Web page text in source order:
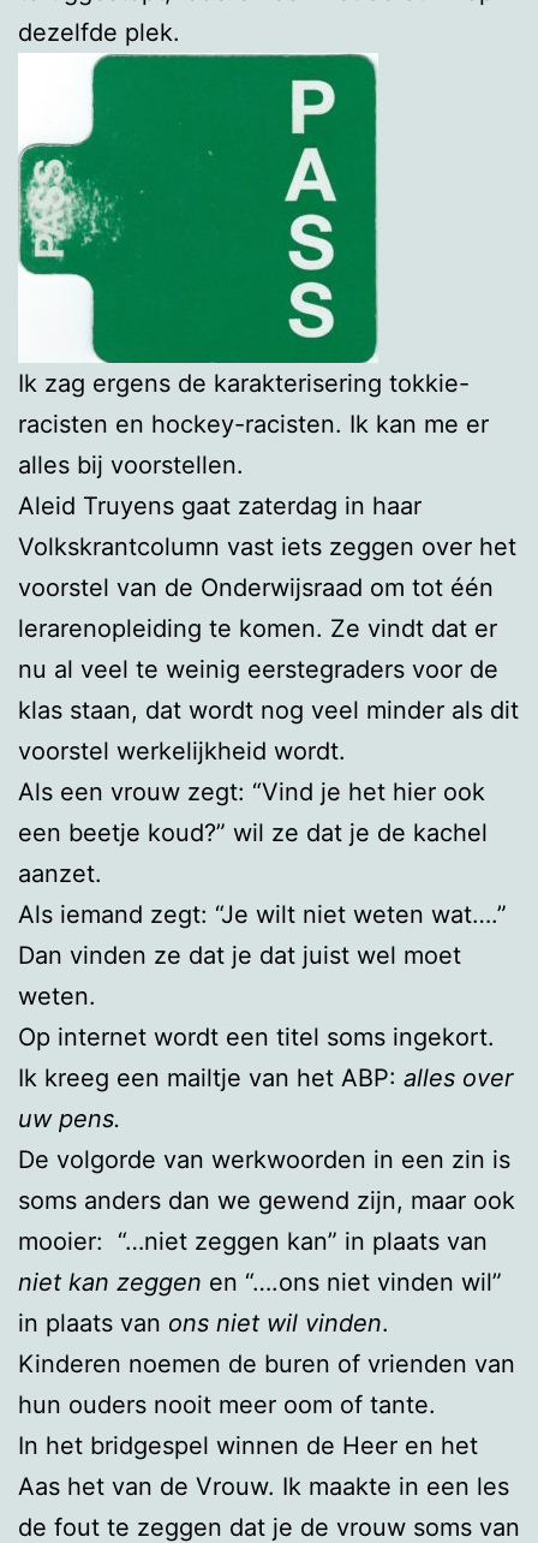
dezelfde plek.
Ik zag ergens de karakterisering tokkie-
racisten en hockey-racisten. Ik kan me er
alles bij voorstellen.
Aleid Truyens gaat zaterdag in haar
Volkskrantcolumn vast iets zeggen over het
voorstel van de Onderwijsraad om tot één
lerarenopleiding te komen. Ze vindt dat er
nu al veel te weinig eerstegraders voor de
klas staan, dat wordt nog veel minder als dit
voorstel werkelijkheid wordt.
Als een vrouw zegt: “Vind je het hier ook
een beetje koud?” wil ze dat je de kachel
aanzet.
Als iemand zegt: “Je wilt niet weten wat….”
Dan vinden ze dat je dat juist wel moet
weten.
Op internet wordt een titel soms ingekort.
Ik kreeg een mailtje van het ABP: alles over
uw pens.
De volgorde van werkwoorden in een zin is
soms anders dan we gewend zijn, maar ook
mooier: “…niet zeggen kan” in plaats van
niet kan zeggen en “….ons niet vinden wil”
in plaats van ons niet wil vinden.
Kinderen noemen de buren of vrienden van
hun ouders nooit meer oom of tante.
In het bridgespel winnen de Heer en het
Aas het van de Vrouw. Ik maakte in een les
de fout te zeggen dat je de vrouw soms van